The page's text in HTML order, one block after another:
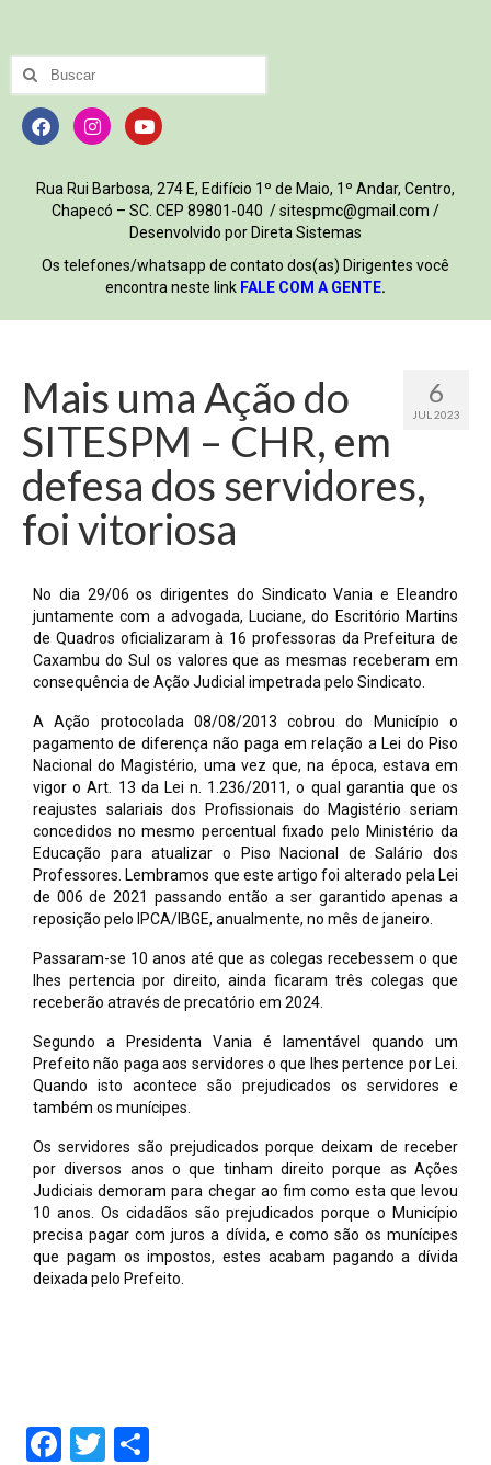
Rua Rui Barbosa, 274 E, Edifício 1º de Maio, 1º Andar, Centro,
Chapecó – SC. CEP 89801-040 / sitespmc@gmail.com /
Desenvolvido por Direta Sistemas
Os telefones/whatsapp de contato dos(as) Dirigentes você
encontra neste link FALE COM A GENTE.
6
JUL 2023
Mais uma Ação do
SITESPM – CHR, em
defesa dos servidores,
foi vitoriosa
No dia 29/06 os dirigentes do Sindicato Vania e Eleandro
juntamente com a advogada, Luciane, do Escritório Martins
de Quadros oficializaram à 16 professoras da Prefeitura de
Caxambu do Sul os valores que as mesmas receberam em
consequência de Ação Judicial impetrada pelo Sindicato.
A Ação protocolada 08/08/2013 cobrou do Município o
pagamento de diferença não paga em relação a Lei do Piso
Nacional do Magistério, uma vez que, na época, estava em
vigor o Art. 13 da Lei n. 1.236/2011, o qual garantia que os
reajustes salariais dos Profissionais do Magistério seriam
concedidos no mesmo percentual fixado pelo Ministério da
Educação para atualizar o Piso Nacional de Salário dos
Professores. Lembramos que este artigo foi alterado pela Lei
de 006 de 2021 passando então a ser garantido apenas a
reposição pelo IPCA/IBGE, anualmente, no mês de janeiro.
Passaram-se 10 anos até que as colegas recebessem o que
lhes pertencia por direito, ainda ficaram três colegas que
receberão através de precatório em 2024.
Segundo a Presidenta Vania é lamentável quando um
Prefeito não paga aos servidores o que lhes pertence por Lei.
Quando isto acontece são prejudicados os servidores e
também os munícipes.
Os servidores são prejudicados porque deixam de receber
por diversos anos o que tinham direito porque as Ações
Judiciais demoram para chegar ao fim como esta que levou
10 anos. Os cidadãos são prejudicados porque o Município
precisa pagar com juros a dívida, e como são os munícipes
que pagam os impostos, estes acabam pagando a dívida
deixada pelo Prefeito.
Facebook
Twitter